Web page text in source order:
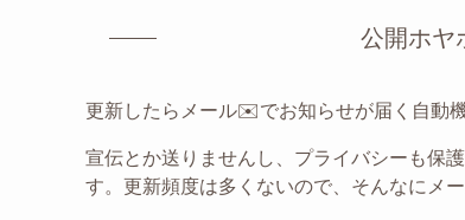
公開ホヤ
更新したらメール✉️でお知らせが届く自動
宣伝とか送りませんし、プライバシーも保
す。更新頻度は多くないので、そんなにメ